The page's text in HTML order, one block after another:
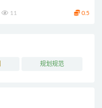
11 0.5
规划规范